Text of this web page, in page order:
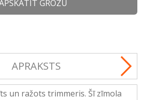
GROZU
APRAKSTS
un ražots trimmeris. Šī zīmola